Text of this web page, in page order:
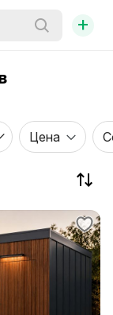
+
Цена